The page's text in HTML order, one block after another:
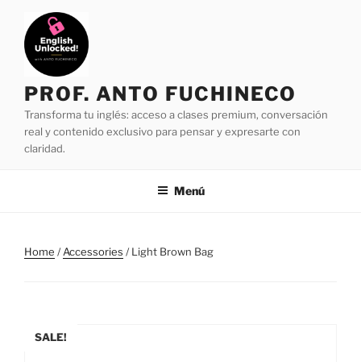
contenido
PROF. ANTO FUCHINECO
Transforma tu inglés: acceso a clases premium, conversación
real y contenido exclusivo para pensar y expresarte con
claridad.
Menú
Home /Accessories / Light Brown Bag
SALE!